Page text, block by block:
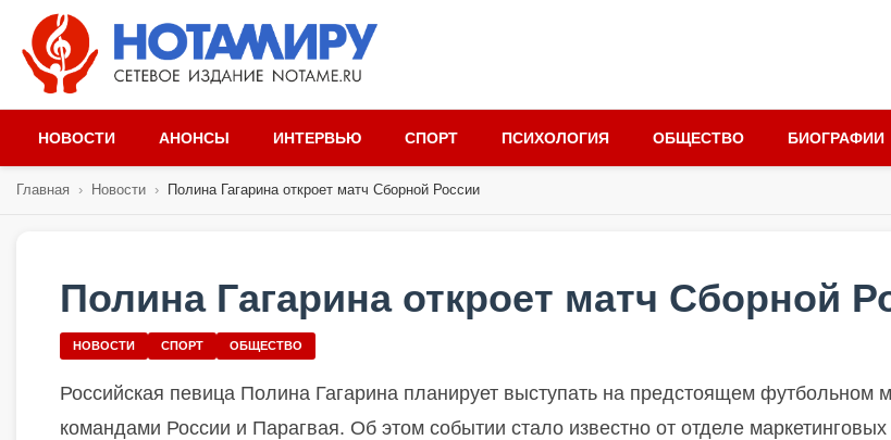
НОВОСТИ АНОНСЫ ИНТЕРВЬЮ СПОРТ ПСИХОЛОГИЯ ОБЩЕСТВО БИОГРАФИИ
Главная › Новости › Полина Гагарина откроет матч Сборной России
Полина Гагарина откроет матч Сборной
НОВОСТИ СПОРТ ОБЩЕСТВО
Российская певица Полина Гагарина планирует выступать на предстоящем футбольном
командами России и Парагвая. Об этом событии стало известно от отделе